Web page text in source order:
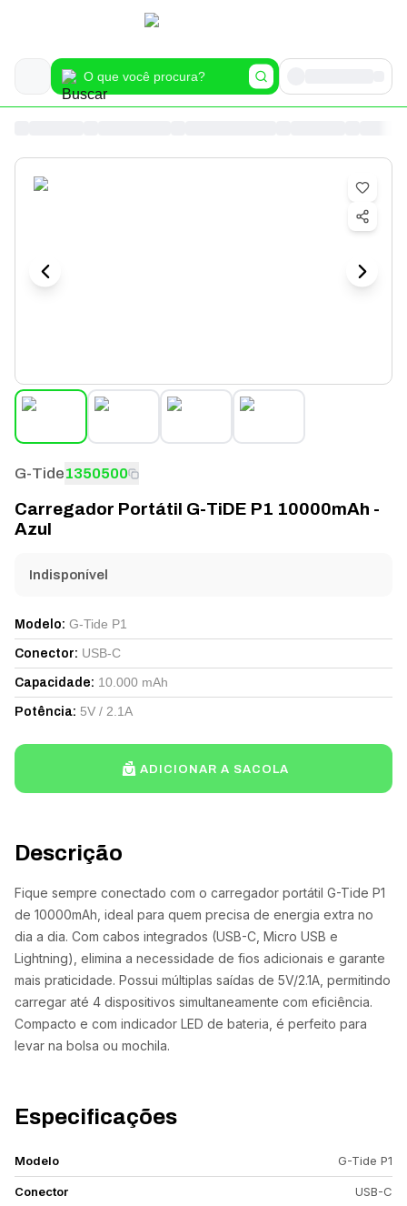
Descrição
Fique sempre conectado com o carregador portátil G-Tide P1
de 10000mAh, ideal para quem precisa de energia extra no
dia a dia. Com cabos integrados (USB-C, Micro USB e
Lightning), elimina a necessidade de fios adicionais e garante
mais praticidade. Possui múltiplas saídas de 5V/2.1A, permitindo
carregar até 4 dispositivos simultaneamente com eficiência.
Compacto e com indicador LED de bateria, é perfeito para
levar na bolsa ou mochila.
Especificações
Modelo G-Tide P1
Conector USB-C
G-Tide1350500
Carregador Portátil G-TiDE P1 10000mAh -
Azul
Indisponível
Modelo: G-Tide P1
Conector: USB-C
Capacidade: 10.000 mAh
Potência: 5V / 2.1A
ADICIONAR A SACOLA